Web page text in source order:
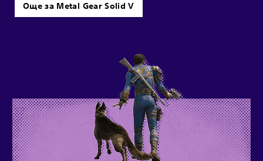
Още за Metal Gear Solid V